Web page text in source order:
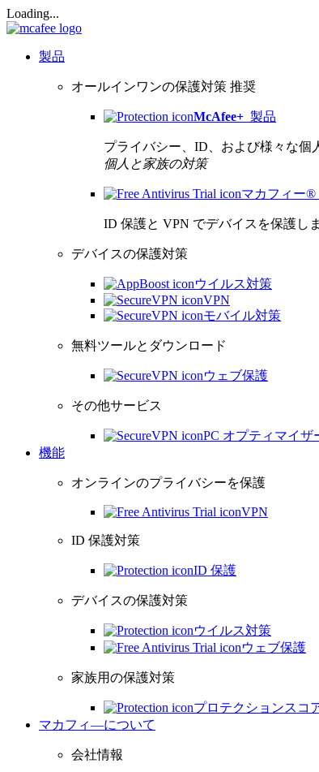
Loading...
製品
オールインワンの保護対策 推奨
McAfee+ 製品
プライバシー、ID、および様々な個
個人と家族の対策
マカフィー®
ID 保護と VPN でデバイスを保護しま
デバイスの保護対策
ウイルス対策
VPN
モバイル対策
無料ツールとダウンロード
ウェブ保護
その他サービス
PC オプティマイザ
機能
オンラインのプライバシーを保護
VPN
ID 保護対策
ID 保護
デバイスの保護対策
ウイルス対策
ウェブ保護
家族用の保護対策
プロテクションスコ
マカフィ―について
会社情報